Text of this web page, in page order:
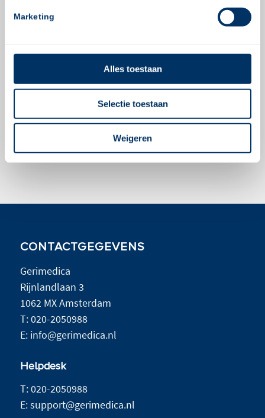
Marketing
Alles toestaan
Selectie toestaan
Weigeren
Plaats een Reactie
Je moetingelogd zijn opom een reactie te
CONTACTGEGEVENS
Gerimedica
Rijnlandlaan 3
1062 MX Amsterdam
T:020-2050988
E: info@gerimedica.nl
Helpdesk
T:020-2050988
E:support@gerimedica.nl